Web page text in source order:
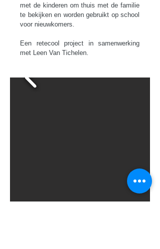
met de kinderen om thuis met de familie
te bekijken en worden gebruikt op school
voor nieuwkomers.
Een retecool project in samenwerking
met Leen Van Tichelen.